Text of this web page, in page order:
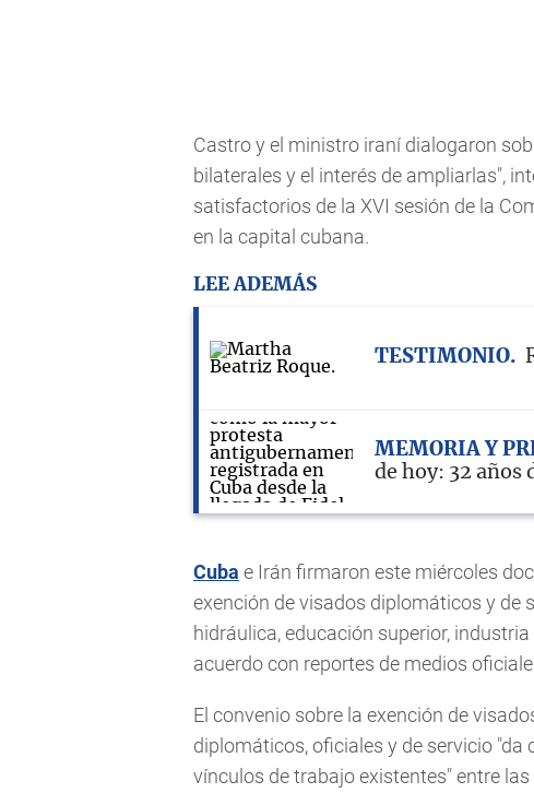
Castro y el ministro iraní dialogaron
bilaterales y el interés de ampliarlas",
satisfactorios de la XVI sesión de la
en la capital cubana.
LEE ADEMÁS
TESTIMONIO
MEMORIA Y
de hoy: 32 años
Cuba e Irán firmaron este miércoles
exención de visados diplomáticos y de
hidráulica, educación superior,
acuerdo con reportes de medios
El convenio sobre la exención de
diplomáticos, oficiales y de servicio
vínculos de trabajo existentes" entre